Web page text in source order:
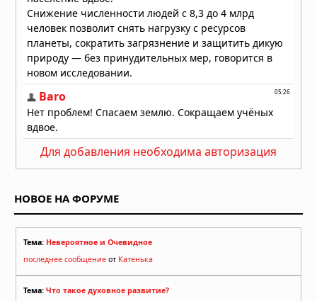
произведений из‑за протечки воды
08.12.2025 в 15:19
Для добавления необходима авторизация
НОВОЕ НА ФОРУМЕ
Тема: Невероятное и Очевидное
последнее сообщение от Катенька
Тема: Что такое духовное развитие?